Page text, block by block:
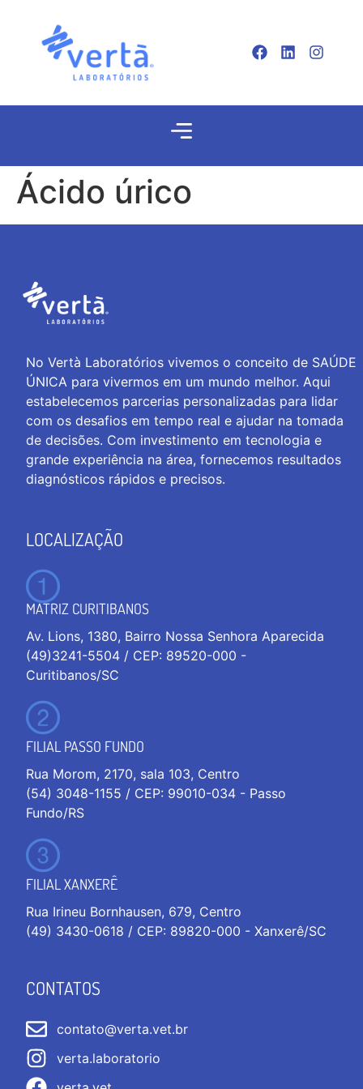
Ácido úrico
No Vertà Laboratórios vivemos o conceito de SAÚDE
ÚNICA para vivermos em um mundo melhor. Aqui
estabelecemos parcerias personalizadas para lidar
com os desafios em tempo real e ajudar na tomada
de decisões. Com investimento em tecnologia e
grande experiência na área, fornecemos resultados
diagnósticos rápidos e precisos.
LOCALIZAÇÃO
MATRIZ CURITIBANOS
Av. Lions, 1380, Bairro Nossa Senhora Aparecida
(49)3241-5504 / CEP: 89520-000 -
Curitibanos/SC
FILIAL PASSO FUNDO
Rua Morom, 2170, sala 103, Centro
(54) 3048-1155 / CEP: 99010-034 - Passo
Fundo/RS
FILIAL XANXERÊ
Rua Irineu Bornhausen, 679, Centro
(49) 3430-0618 / CEP: 89820-000 - Xanxerê/SC
CONTATOS
contato@verta.vet.br
verta.laboratorio